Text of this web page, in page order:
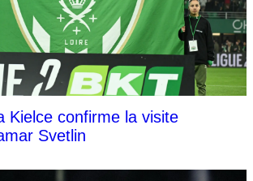
Kielce confirme la visite
Svetlin